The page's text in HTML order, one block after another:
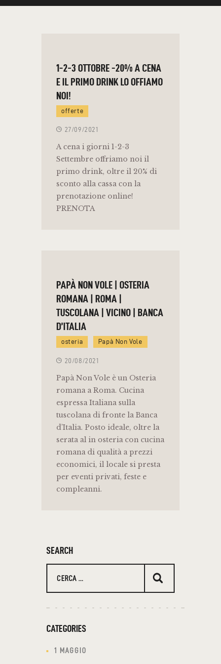
1-2-3 OTTOBRE -20% A CENA
E IL PRIMO DRINK LO OFFIAMO
NOI!
offerte
27/09/2021
A cena i giorni 1-2-3
Settembre offriamo noi il
primo drink, oltre il 20% di
sconto alla cassa con la
prenotazione online!
PRENOTA
PAPÀ NON VOLE | OSTERIA
ROMANA | ROMA |
TUSCOLANA | VICINO | BANCA
D’ITALIA
osteria Papà Non Vole
20/08/2021
Papà Non Vole è un Osteria
romana a Roma. Cucina
espressa Italiana sulla
tuscolana di fronte la Banca
d’Italia. Posto ideale, oltre la
serata al in osteria con cucina
romana di qualità a prezzi
economici, il locale si presta
per eventi privati, feste e
compleanni.
SEARCH
per:
CATEGORIES
1 MAGGIO